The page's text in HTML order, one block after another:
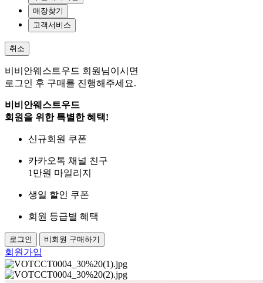
매장찾기
고객서비스
취소
비비안웨스트우드 회원님이시면
로그인 후 구매를 진행해주세요.
비비안웨스트우드
회원을 위한 특별한 혜택!
신규회원 쿠폰
카카오톡 채널 친구
1만원 마일리지
생일 할인 쿠폰
회원 등급별 혜택
로그인 비회원 구매하기
회원가입